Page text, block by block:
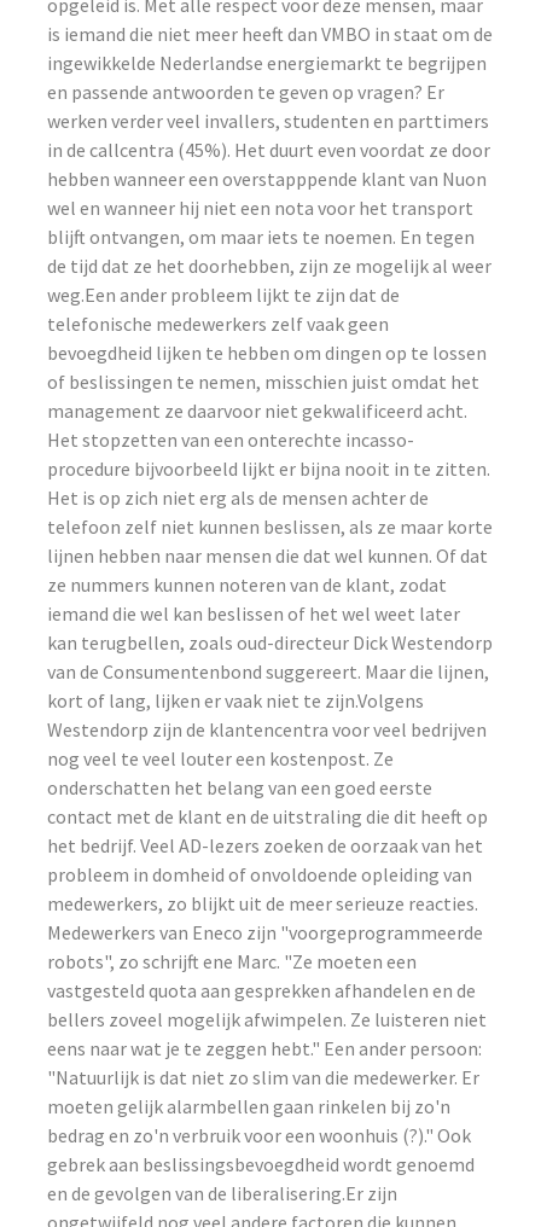
opgeleid is. Met alle respect voor deze mensen, maar
is iemand die niet meer heeft dan VMBO in staat om de
ingewikkelde Nederlandse energiemarkt te begrijpen
en passende antwoorden te geven op vragen? Er
werken verder veel invallers, studenten en parttimers
in de callcentra (45%). Het duurt even voordat ze door
hebben wanneer een overstapppende klant van Nuon
wel en wanneer hij niet een nota voor het transport
blijft ontvangen, om maar iets te noemen. En tegen
de tijd dat ze het doorhebben, zijn ze mogelijk al weer
weg.Een ander probleem lijkt te zijn dat de
telefonische medewerkers zelf vaak geen
bevoegdheid lijken te hebben om dingen op te lossen
of beslissingen te nemen, misschien juist omdat het
management ze daarvoor niet gekwalificeerd acht.
Het stopzetten van een onterechte incasso-
procedure bijvoorbeeld lijkt er bijna nooit in te zitten.
Het is op zich niet erg als de mensen achter de
telefoon zelf niet kunnen beslissen, als ze maar korte
lijnen hebben naar mensen die dat wel kunnen. Of dat
ze nummers kunnen noteren van de klant, zodat
iemand die wel kan beslissen of het wel weet later
kan terugbellen, zoals oud-directeur Dick Westendorp
van de Consumentenbond suggereert. Maar die lijnen,
kort of lang, lijken er vaak niet te zijn.Volgens
Westendorp zijn de klantencentra voor veel bedrijven
nog veel te veel louter een kostenpost. Ze
onderschatten het belang van een goed eerste
contact met de klant en de uitstraling die dit heeft op
het bedrijf. Veel AD-lezers zoeken de oorzaak van het
probleem in domheid of onvoldoende opleiding van
medewerkers, zo blijkt uit de meer serieuze reacties.
Medewerkers van Eneco zijn "voorgeprogrammeerde
robots", zo schrijft ene Marc. "Ze moeten een
vastgesteld quota aan gesprekken afhandelen en de
bellers zoveel mogelijk afwimpelen. Ze luisteren niet
eens naar wat je te zeggen hebt." Een ander persoon:
"Natuurlijk is dat niet zo slim van die medewerker. Er
moeten gelijk alarmbellen gaan rinkelen bij zo'n
bedrag en zo'n verbruik voor een woonhuis (?)." Ook
gebrek aan beslissingsbevoegdheid wordt genoemd
en de gevolgen van de liberalisering.Er zijn
ongetwijfeld nog veel andere factoren die kunnen